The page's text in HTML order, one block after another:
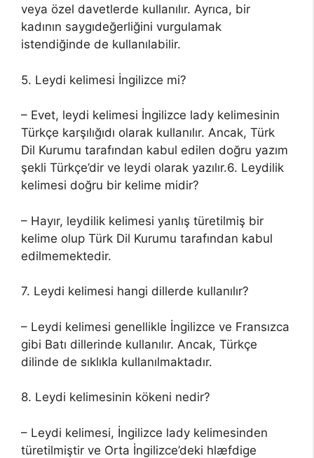
veya özel davetlerde kullanılır. Ayrıca, bir
kadının saygıdeğerliğini vurgulamak
istendiğinde de kullanılabilir.
5. Leydi kelimesi İngilizce mi?
– Evet, leydi kelimesi İngilizce lady kelimesinin
Türkçe karşılığıdı olarak kullanılır. Ancak, Türk
Dil Kurumu tarafından kabul edilen doğru yazım
şekli Türkçe’dir ve leydi olarak yazılır.6. Leydilik
kelimesi doğru bir kelime midir?
– Hayır, leydilik kelimesi yanlış türetilmiş bir
kelime olup Türk Dil Kurumu tarafından kabul
edilmemektedir.
7. Leydi kelimesi hangi dillerde kullanılır?
– Leydi kelimesi genellikle İngilizce ve Fransızca
gibi Batı dillerinde kullanılır. Ancak, Türkçe
dilinde de sıklıkla kullanılmaktadır.
8. Leydi kelimesinin kökeni nedir?
– Leydi kelimesi, İngilizce lady kelimesinden
türetilmiştir ve Orta İngilizce’deki hlæfdige